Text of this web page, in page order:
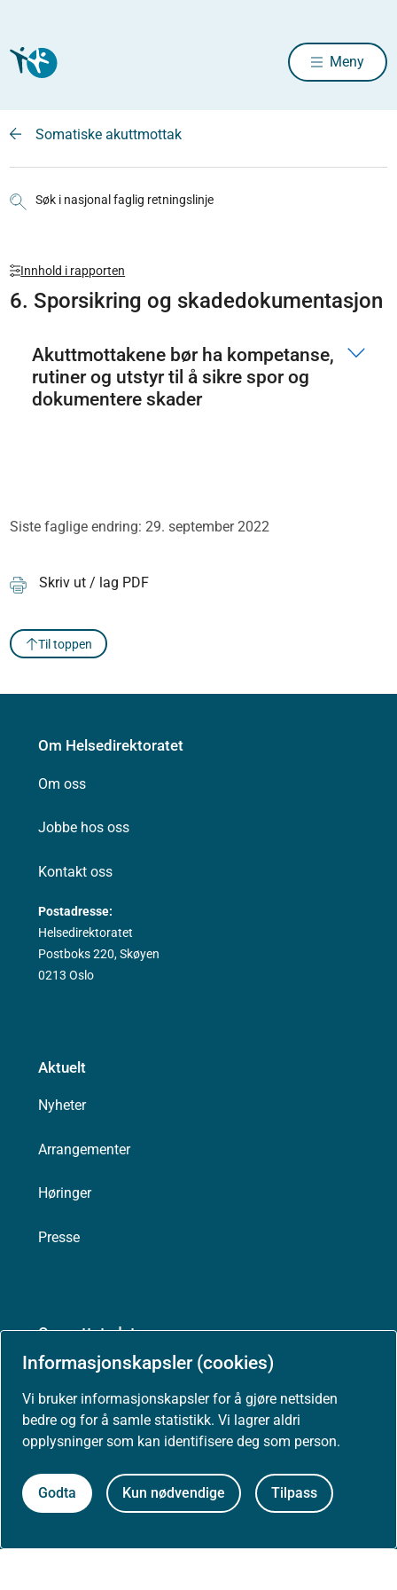
Informasjonskapsler (cookies)
Vi bruker informasjonskapsler for å gjøre nettsiden
bedre og for å samle statistikk. Vi lagrer aldri
opplysninger som kan identifisere deg som person.
Godta Kun nødvendige Tilpass
Meny
Somatiske akuttmottak
Søk i nasjonal faglig retningslinje
Innhold i rapporten
6. Sporsikring og skadedokumentasjon
Akuttmottakene bør ha kompetanse,
rutiner og utstyr til å sikre spor og
dokumentere skader
Siste faglige endring: 29. september 2022
Skriv ut / lag PDF
Til toppen
Om Helsedirektoratet
Om oss
Jobbe hos oss
Kontakt oss
Postadresse:
Helsedirektoratet
Postboks 220, Skøyen
0213 Oslo
Aktuelt
Nyheter
Arrangementer
Høringer
Presse
Om nettstedet
Personvernerklæring
Tilgjengelighetserklæring (uustatus.no)
Nyhetsvarsel og abonnement
Åpne data (API)